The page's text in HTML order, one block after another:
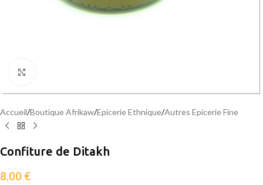
Accueil/Boutique Afrikaw/Epicerie Ethnique/Autres Epicerie Fine
Confiture de Ditakh
8,00 €